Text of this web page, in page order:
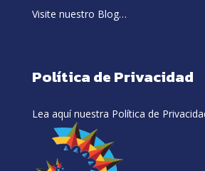
Visite nuestro Blog…
Política de Privacidad
Lea aquí nuestra Política de